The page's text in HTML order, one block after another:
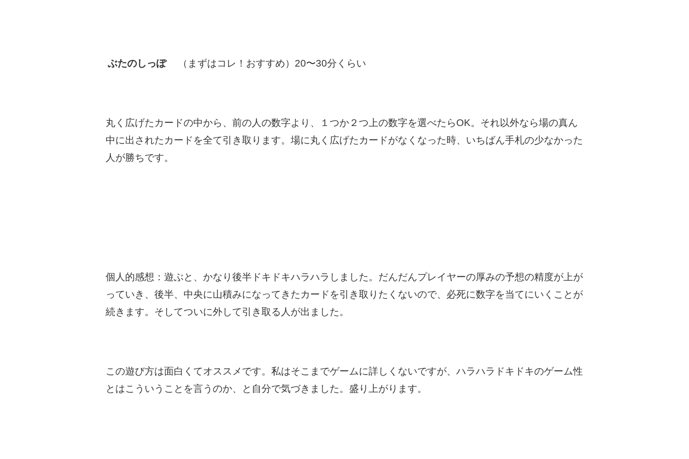
ぶたのしっぽ （まずはコレ！おすすめ）20〜30分くらい
丸く広げたカードの中から、前の人の数字より、１つか２つ上の数字を選べたらOK。それ以外なら場の真ん
中に出されたカードを全て引き取ります。場に丸く広げたカードがなくなった時、いちばん手札の少なかった
人が勝ちです。
個人的感想：遊ぶと、かなり後半ドキドキハラハラしました。だんだんプレイヤーの厚みの予想の精度が上が
っていき、後半、中央に山積みになってきたカードを引き取りたくないので、必死に数字を当てにいくことが
続きます。そしてついに外して引き取る人が出ました。
この遊び方は面白くてオススメです。私はそこまでゲームに詳しくないですが、ハラハラドキドキのゲーム性
とはこういうことを言うのか、と自分で気づきました。盛り上がります。